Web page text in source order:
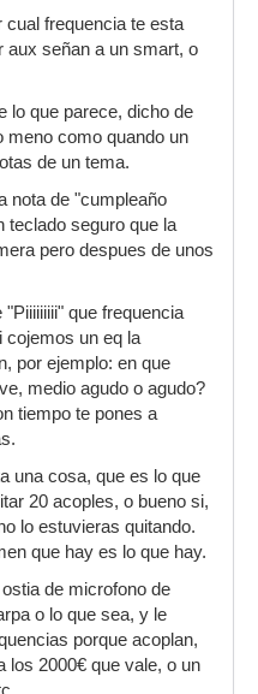
frequencia te esta
aux señan a un smart, o
lo que parece, dicho de
meno como quando un
de un tema.
nota de "cumpleaño
teclado seguro que la
pero despues de unos
que frequencia
cojemos un eq la
por ejemplo: en que
medio agudo o agudo?
tiempo te pones a
una cosa, que es lo que
20 acoples, o bueno si,
lo estuvieras quitando.
que hay es lo que hay.
de microfono de
o lo que sea, y le
porque acoplan,
los 2000€ que vale, o un